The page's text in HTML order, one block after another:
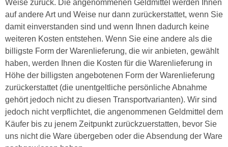
Weise zurück. Die angenommenen Geldmittel werden Ihnen
auf andere Art und Weise nur dann zurückerstattet, wenn Sie
damit einverstanden sind und wenn Ihnen dadurch keine
weiteren Kosten entstehen. Wenn Sie eine andere als die
billigste Form der Warenlieferung, die wir anbieten, gewählt
haben, werden Ihnen die Kosten für die Warenlieferung in
Höhe der billigsten angebotenen Form der Warenlieferung
zurückerstattet (die unentgeltliche persönliche Abnahme
gehört jedoch nicht zu diesen Transportvarianten). Wir sind
jedoch nicht verpflichtet, die angenommenen Geldmittel dem
Käufer bis zu jenem Zeitpunkt zurückzuerstatten, bevor Sie
uns nicht die Ware übergeben oder die Absendung der Ware